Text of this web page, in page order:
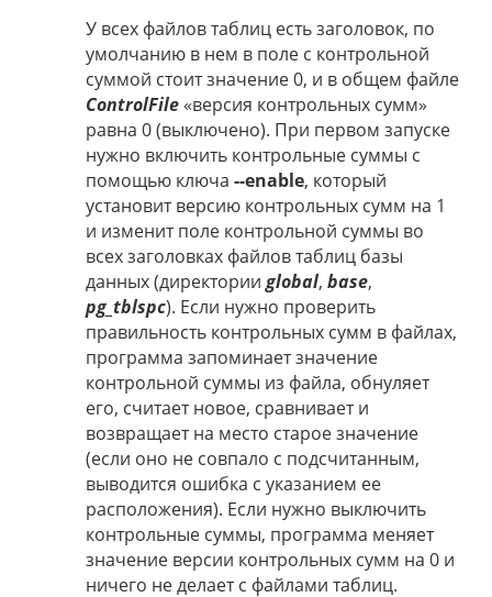
У всех файлов таблиц есть заголовок, по
умолчанию в нем в поле с контрольной
суммой стоит значение 0, и в общем файле
ControlFile «версия контрольных сумм»
равна 0 (выключено). При первом запуске
нужно включить контрольные суммы с
помощью ключа --enable, который
установит версию контрольных сумм на 1
и изменит поле контрольной суммы во
всех заголовках файлов таблиц базы
данных (директории global, base,
pg_tblspc). Если нужно проверить
правильность контрольных сумм в файлах,
программа запоминает значение
контрольной суммы из файла, обнуляет
его, считает новое, сравнивает и
возвращает на место старое значение
(если оно не совпало с подсчитанным,
выводится ошибка с указанием ее
расположения). Если нужно выключить
контрольные суммы, программа меняет
значение версии контрольных сумм на 0 и
ничего не делает с файлами таблиц.